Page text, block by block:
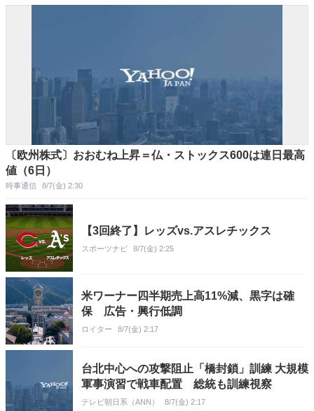
〔欧州株式〕おおむね上昇＝仏・ストックス600は連日最高
値（6日）
時事通信 8/7(金) 2:30
【3回終了】レッズvs.アスレチックス
スポーツナビ 8/7(金) 2:25
米ワーナー四半期売上高11%減、黒字は確
保 広告・興行低調
ロイター 8/7(金) 2:17
台北中心への攻撃阻止「橋封鎖」訓練 大規模
軍事演習で戦車配置 総統も訓練視察
テレビ朝日系（ANN） 8/7(金) 2:17